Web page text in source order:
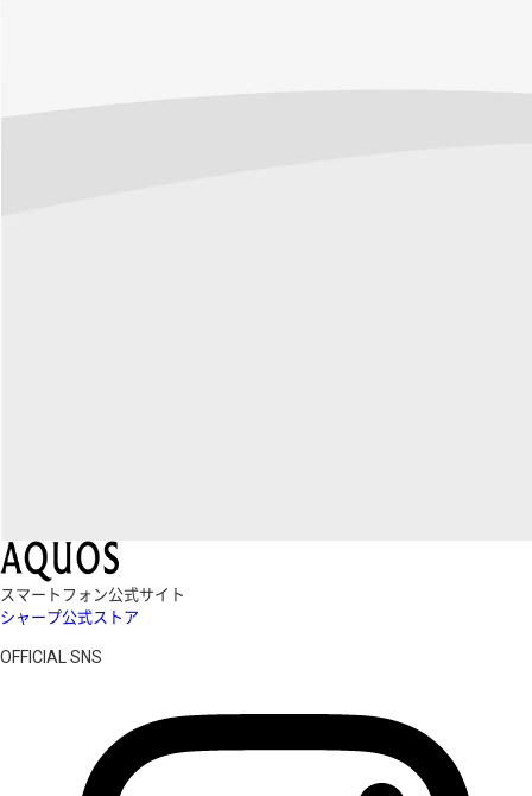
スマートフォン公式サイト
シャープ公式ストア
OFFICIAL SNS